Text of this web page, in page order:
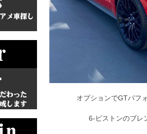
オプションでGTパフ
6-ピストンのブレ